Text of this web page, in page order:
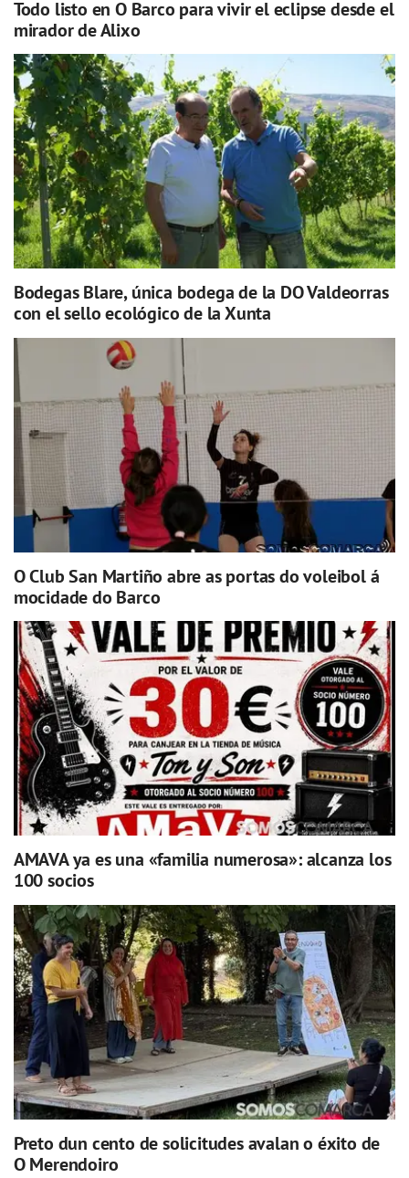
Todo listo en O Barco para vivir el eclipse desde el
mirador de Alixo
Bodegas Blare, única bodega de la DO Valdeorras
con el sello ecológico de la Xunta
O Club San Martiño abre as portas do voleibol á
mocidade do Barco
AMAVA ya es una «familia numerosa»: alcanza los
100 socios
Preto dun cento de solicitudes avalan o éxito de
O Merendoiro